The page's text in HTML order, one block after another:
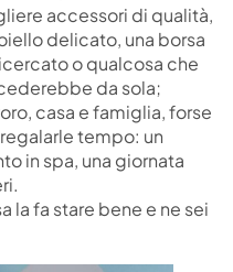
accessori di qualità,
delicato, una borsa
o qualcosa che
da sola;
casa e famiglia, forse
tempo: un
in spa, una giornata
la fa stare bene e ne sei